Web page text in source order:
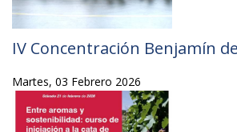
IV Concentración Benjamín
Martes, 03 Febrero 2026